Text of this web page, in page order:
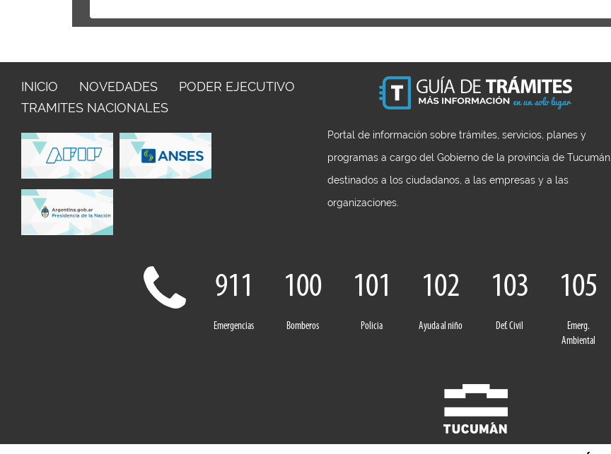
INICIO NOVEDADES
PODER EJECUTIVO
TRAMITES NACIONALES
Portal de información sobre trámites, servicios, planes y
programas a cargo del Gobierno de la provincia de Tucumán,
destinados a los ciudadanos, a las empresas y a las
organizaciones.
911
Emergencias
100
Bomberos
101
Policia
102
Ayuda al niño
103
Def. Civil
105
Emerg.
Ambiental